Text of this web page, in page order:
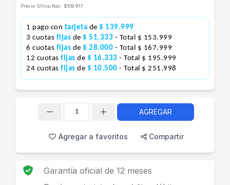
Precio S/Imp.Nac. $109.917
1 pago con tarjeta de $ 139.999
3 cuotas fijas de $ 51.333 - Total $ 153.999
6 cuotas fijas de $ 28.000 - Total $ 167.999
12 cuotas fijas de $ 16.333 - Total $ 195.999
24 cuotas fijas de $ 10.500 - Total $ 251.998
AGREGAR
Agregar a favoritos Compartir
Garantía oficial de 12 meses